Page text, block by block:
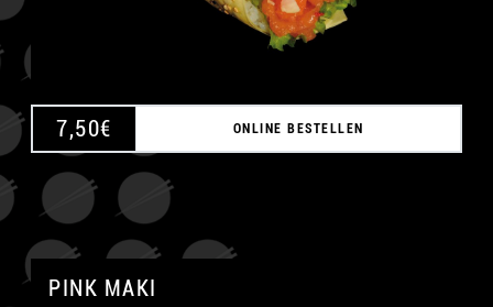
7,50€ ONLINE BESTELLEN
PINK MAKI